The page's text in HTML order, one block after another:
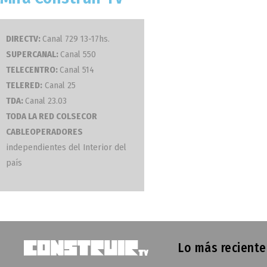
DIRECTV: Canal 729 13-17hs.
SUPERCANAL: Canal 550
TELECENTRO: Canal 514
TELERED: Canal 25
TDA: Canal 23.03
TODA LA RED COLSECOR
CABLEOPERADORES
independientes del Interior del
país
Lo más reciente